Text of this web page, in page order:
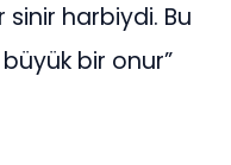
harbiydi. Bu
bir onur”